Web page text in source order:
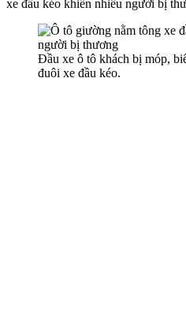
xe đầu kéo khiến nhiều người bị
Đầu xe ô tô khách bị móp,
đuôi xe đầu kéo.